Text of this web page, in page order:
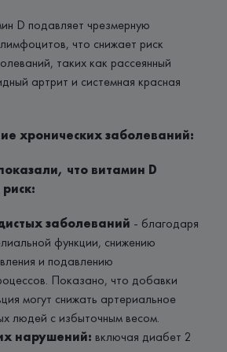
D подавляет чрезмерную
что снижает риск
таких как рассеянный
артрит и системная красная
хронических заболеваний:
что витамин D
заболеваний - благодаря
функции, снижению
и подавлению
Показано, что добавки
могут снижать артериальное
людей с избыточным весом.
нарушений: включая диабет 2